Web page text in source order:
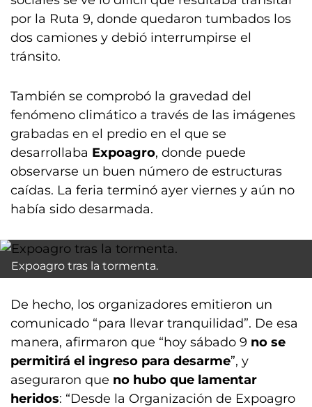
por la Ruta 9, donde quedaron tumbados los
dos camiones y debió interrumpirse el
tránsito.
También se comprobó la gravedad del
fenómeno climático a través de las imágenes
grabadas en el predio en el que se
desarrollaba Expoagro, donde puede
observarse un buen número de estructuras
caídas. La feria terminó ayer viernes y aún no
había sido desarmada.
Expoagro tras la tormenta.
De hecho, los organizadores emitieron un
comunicado “para llevar tranquilidad”. De esa
manera, afirmaron que “hoy sábado 9 no se
permitirá el ingreso para desarme”, y
aseguraron que no hubo que lamentar
heridos: “Desde la Organización de Expoagro